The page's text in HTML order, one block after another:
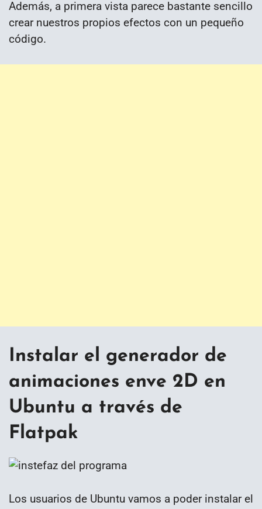
Además, a primera vista parece bastante sencillo
crear nuestros propios efectos con un pequeño
código.
Instalar el generador de
animaciones enve 2D en
Ubuntu a través de
Flatpak
Los usuarios de Ubuntu vamos a poder instalar el